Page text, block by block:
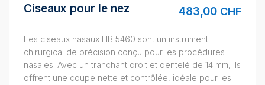
Ciseaux pour le nez 483,00 CHF
Les ciseaux nasaux HB 5460 sont un instrument
chirurgical de précision conçu pour les procédures
nasales. Avec un tranchant droit et dentelé de 14 mm, ils
offrent une coupe nette et contrôlée, idéale pour les